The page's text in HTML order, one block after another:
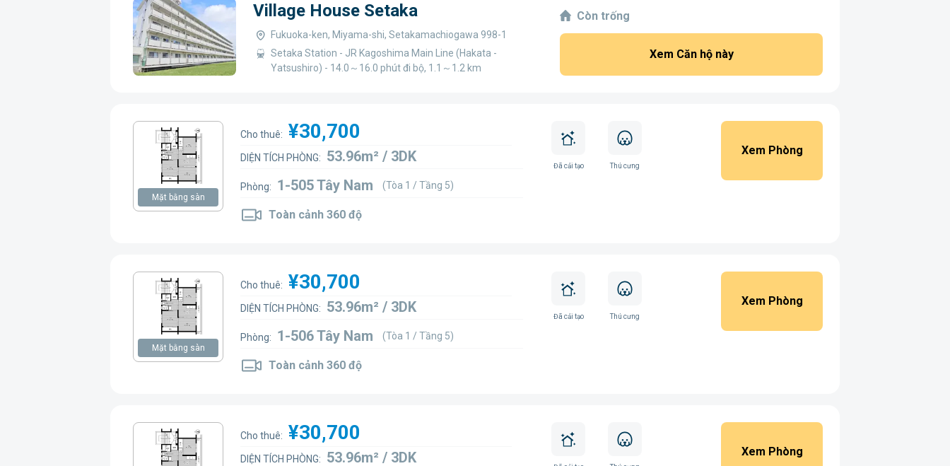
Village House Setaka
Fukuoka-ken, Miyama-shi, Setakamachiogawa 998-1
Setaka Station - JR Kagoshima Main Line (Hakata -
Yatsushiro) - 14.0～16.0 phút đi bộ, 1.1～1.2 km
Còn trống
Xem Căn hộ này
Mặt bằng sàn
Cho thuê: ¥30,700
DIỆN TÍCH PHÒNG: 53.96m² / 3DK
Phòng: 1-505 Tây Nam (Tòa 1 / Tầng 5)
Toàn cảnh 360 độ
Đã cải tạo Thú cưng
Xem Phòng
Mặt bằng sàn
Cho thuê: ¥30,700
DIỆN TÍCH PHÒNG: 53.96m² / 3DK
Phòng: 1-506 Tây Nam (Tòa 1 / Tầng 5)
Toàn cảnh 360 độ
Đã cải tạo Thú cưng
Xem Phòng
Cho thuê: ¥30,700
DIỆN TÍCH PHÒNG: 53.96m² / 3DK Xem Phòng